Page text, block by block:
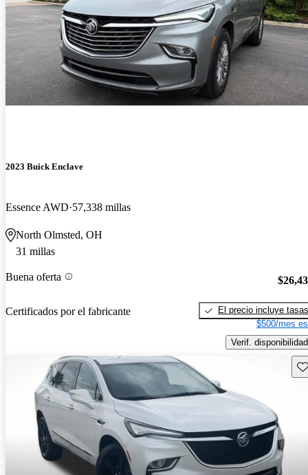
2023 Buick Enclave
Essence AWD 57,338 millas
North Olmsted, OH
31 millas
Buena oferta
Certificados por el fabricante
El precio incluye tasas
$500/mes
Verif. disponibilidad